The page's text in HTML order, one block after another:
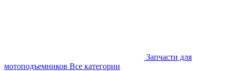
Запчасти для
мотоподъемников Все категории